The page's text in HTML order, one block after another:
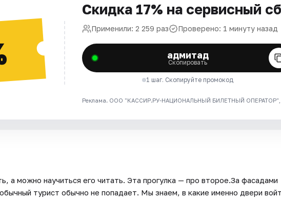
Скидка 17% на сервисный
Применили: 2 259 раз Проверено: 1 минуту назад
адмитад
Скопировать
1 шаг. Скопируйте промокод
Реклама. ООО "КАССИР.РУ-НАЦИОНАЛЬНЫЙ БИЛЕТНЫЙ ОПЕРАТОР",
а можно научиться его читать. Эта прогулка — про второе.За фасадами
турист обычно не попадает. Мы знаем, в какие именно двери